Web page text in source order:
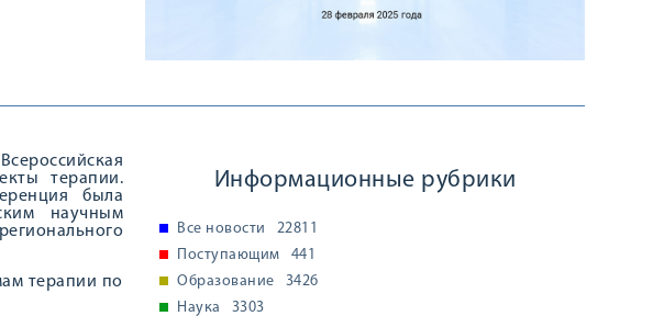
терапии.
была
научным
терапии по
Информационные рубрики
Все новости
22811
Поступающим
441
Образование
3426
Наука
3303